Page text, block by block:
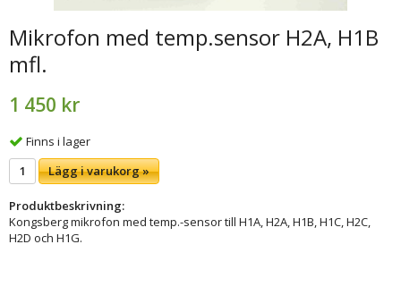
Mikrofon med temp.sensor H2A, H1B
mfl.
1 450 kr
Finns i lager
Lägg i varukorg »
Produktbeskrivning:
Kongsberg mikrofon med temp.-sensor till H1A, H2A, H1B, H1C, H2C,
H2D och H1G.